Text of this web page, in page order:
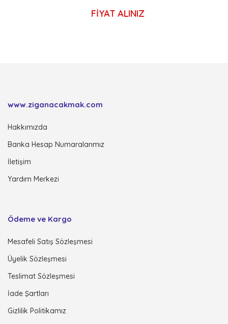
FİYAT ALINIZ
www.ziganacakmak.com
Hakkımızda
Banka Hesap Numaralarımız
İletişim
Yardım Merkezi
Ödeme ve Kargo
Mesafeli Satış Sözleşmesi
Üyelik Sözleşmesi
Teslimat Sözleşmesi
İade Şartları
Gizlilik Politikamız